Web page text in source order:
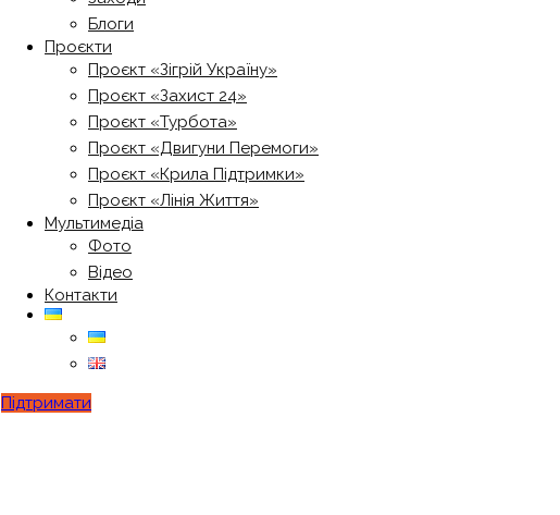
Блоги
Проєкти
Проєкт «Зігрій Україну»
Проєкт «Захист 24»
Проєкт «Турбота»
Проєкт «Двигуни Перемоги»
Проєкт «Крила Підтримки»
Проєкт «Лінія Життя»
Мультимедіа
Фото
Відео
Контакти
Підтримати